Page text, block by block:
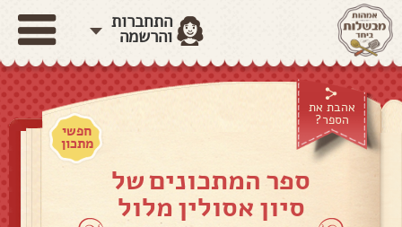
התחברות
והרשמה
אהבת את
הספר?
חפשי
מתכון
ספר המתכונים של
סיון אסולין מלול